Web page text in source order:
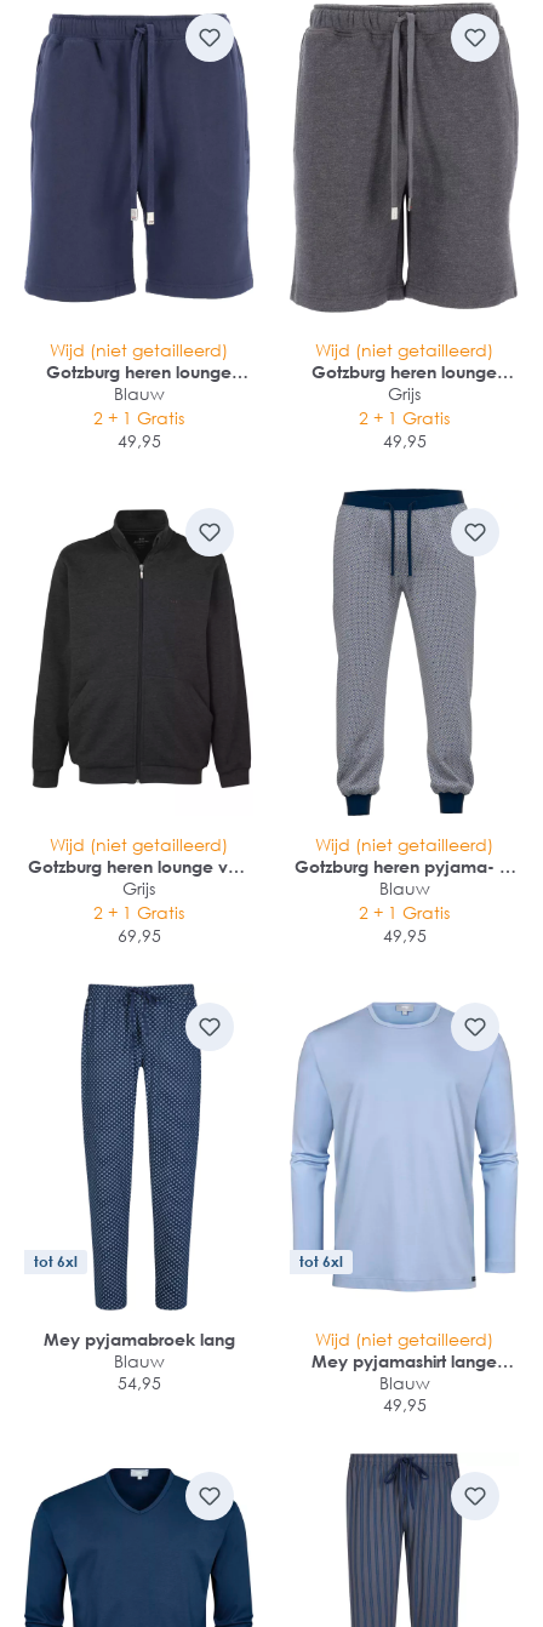
Wijd (niet getailleerd)
Gotzburg heren lounge
broek kort (middeldik)
Blauw
2 + 1 Gratis
49,95
Wijd (niet getailleerd)
Gotzburg heren lounge
broek kort (middeldik)
Grijs
2 + 1 Gratis
49,95
Wijd (niet getailleerd)
Gotzburg heren lounge vest
(middeldik)
Grijs
2 + 1 Gratis
69,95
Wijd (niet getailleerd)
Gotzburg heren pyjama- of
loungebroek
Blauw
2 + 1 Gratis
49,95
tot 6xl
Mey pyjamabroek lang
Blauw
54,95
tot 6xl
Wijd (niet getailleerd)
Mey pyjamashirt lange
mouw
Blauw
49,95